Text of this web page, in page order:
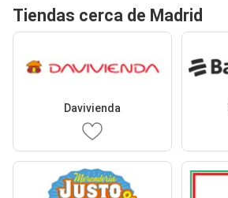
Tiendas cerca de Madrid
Davivienda